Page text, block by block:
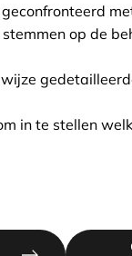
met
op de
in te stellen